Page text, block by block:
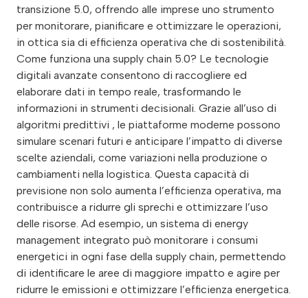
transizione 5.0, offrendo alle imprese uno strumento
per monitorare, pianificare e ottimizzare le operazioni,
in ottica sia di efficienza operativa che di sostenibilità.
Come funziona una supply chain 5.0? Le tecnologie
digitali avanzate consentono di raccogliere ed
elaborare dati in tempo reale, trasformando le
informazioni in strumenti decisionali. Grazie all’uso di
algoritmi predittivi , le piattaforme moderne possono
simulare scenari futuri e anticipare l’impatto di diverse
scelte aziendali, come variazioni nella produzione o
cambiamenti nella logistica. Questa capacità di
previsione non solo aumenta l’efficienza operativa, ma
contribuisce a ridurre gli sprechi e ottimizzare l’uso
delle risorse. Ad esempio, un sistema di energy
management integrato può monitorare i consumi
energetici in ogni fase della supply chain, permettendo
di identificare le aree di maggiore impatto e agire per
ridurre le emissioni e ottimizzare l’efficienza energetica.